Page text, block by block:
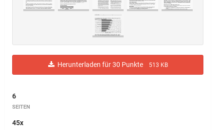
Herunterladen für 30 Punkte 513 KB
6
SEITEN
45x